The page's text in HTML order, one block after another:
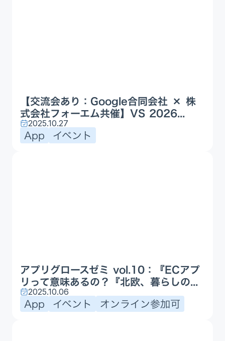
【交流会あり：Google合同会社 × 株
式会社フォーエム共催】VS 2026...
2025.10.27
App イベント
アプリグロースゼミ vol.10：『ECアプ
リって意味あるの？『北欧、暮らしの...
2025.10.06
App イベント オンライン参加可